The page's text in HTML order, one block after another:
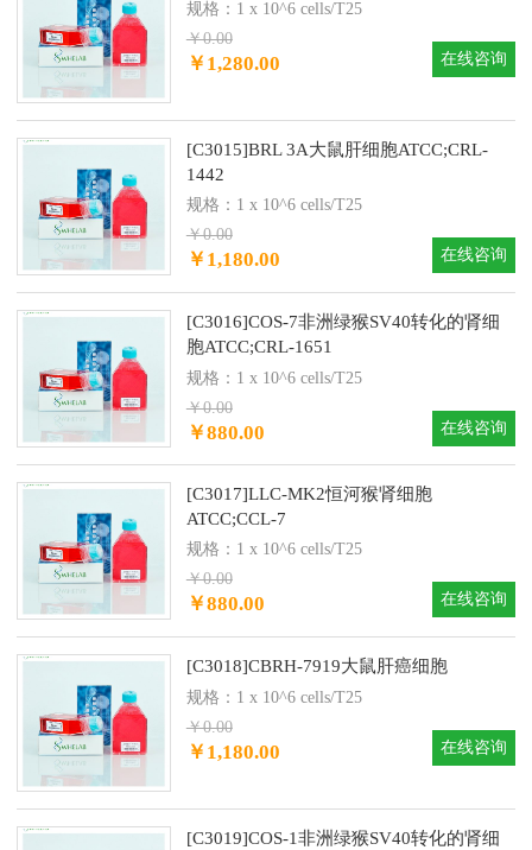
规格：1 x 10^6 cells/T25
￥0.00
￥1,280.00 在线咨询
[C3015]BRL 3A大鼠肝细胞ATCC;CRL-
1442
规格：1 x 10^6 cells/T25
￥0.00
￥1,180.00 在线咨询
[C3016]COS-7非洲绿猴SV40转化的肾细
胞ATCC;CRL-1651
规格：1 x 10^6 cells/T25
￥0.00
￥880.00 在线咨询
[C3017]LLC-MK2恒河猴肾细胞
ATCC;CCL-7
规格：1 x 10^6 cells/T25
￥0.00
￥880.00 在线咨询
[C3018]CBRH-7919大鼠肝癌细胞
规格：1 x 10^6 cells/T25
￥0.00
￥1,180.00 在线咨询
[C3019]COS-1非洲绿猴SV40转化的肾细